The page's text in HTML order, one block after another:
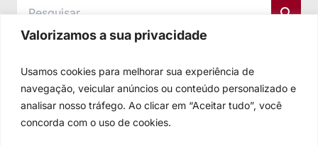
Valorizamos a sua privacidade
Usamos cookies para melhorar sua experiência de
navegação, veicular anúncios ou conteúdo personalizado e
analisar nosso tráfego. Ao clicar em “Aceitar tudo”, você
concorda com o uso de cookies.